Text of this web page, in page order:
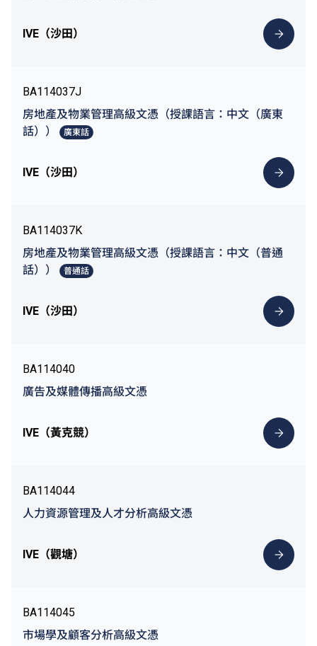
IVE（沙田）
BA114037J
房地產及物業管理高級文憑（授課語言：中文（廣東
話））
廣東話
IVE（沙田）
BA114037K
房地產及物業管理高級文憑（授課語言：中文（普通
話））
普通話
IVE（沙田）
BA114040
廣告及媒體傳播高級文憑
IVE（黃克競）
BA114044
人力資源管理及人才分析高級文憑
IVE（觀塘）
BA114045
市場學及顧客分析高級文憑